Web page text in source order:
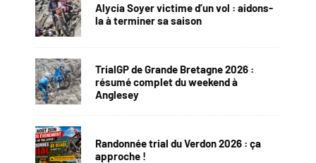
Alycia Soyer victime d’un vol : aidons-
la à terminer sa saison
TrialGP de Grande Bretagne 2026 :
résumé complet du weekend à
Anglesey
Randonnée trial du Verdon 2026 : ça
approche !